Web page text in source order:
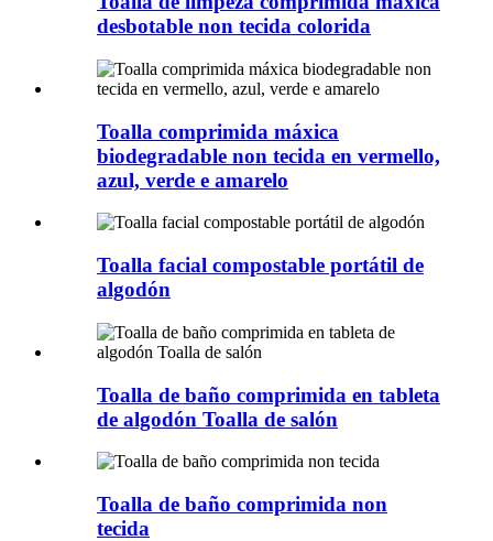
desbotable non tecida colorida
Toalla comprimida máxica
biodegradable non tecida en vermello,
azul, verde e amarelo
Toalla facial compostable portátil de
algodón
Toalla de baño comprimida en tableta
de algodón Toalla de salón
Toalla de baño comprimida non
tecida